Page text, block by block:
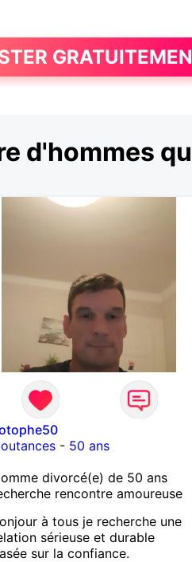
d'hommes
- 50 ans
divorcé(e) de 50 ans
rencontre amoureuse
à tous je recherche une
sérieuse et durable
sur la confiance.